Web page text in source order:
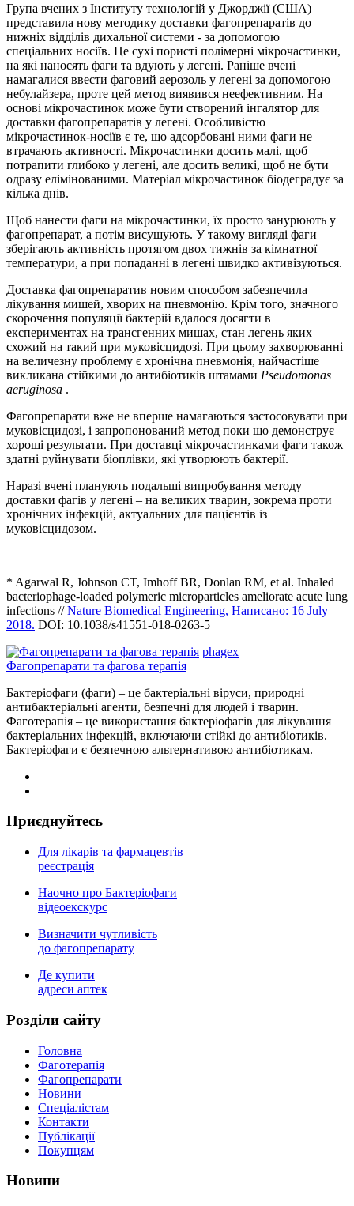
Група вчених з Інституту технологій у Джорджії (США)
представила нову методику доставки фагопрепаратів до
нижніх відділів дихальної системи - за допомогою
спеціальних носіїв. Це сухі пористі полімерні мікрочастинки,
на які наносять фаги та вдують у легені. Раніше вчені
намагалися ввести фаговий аерозоль у легені за допомогою
небулайзера, проте цей метод виявився неефективним. На
основі мікрочастинок може бути створений інгалятор для
доставки фагопрепаратів у легені. Особливістю
мікрочастинок-носіїв є те, що адсорбовані ними фаги не
втрачають активності. Мікрочастинки досить малі, щоб
потрапити глибоко у легені, але досить великі, щоб не бути
одразу елімінованими. Матеріал мікрочастинок біодеградує за
кілька днів.
Щоб нанести фаги на мікрочастинки, їх просто занурюють у
фагопрепарат, а потім висушують. У такому вигляді фаги
зберігають активність протягом двох тижнів за кімнатної
температури, а при попаданні в легені швидко активізуються.
Доставка фагопрепаратив новим способом забезпечила
лікування мишей, хворих на пневмонію. Крім того, значного
скорочення популяції бактерій вдалося досягти в
експериментах на трансгенних мишах, стан легень яких
схожий на такий при муковісцидозі. При цьому захворюванні
на величезну проблему є хронічна пневмонія, найчастіше
викликана стійкими до антибіотиків штамами Pseudomonas
aeruginosa .
Фагопрепарати вже не вперше намагаються застосовувати при
муковісцидозі, і запропонований метод поки що демонструє
хороші результати. При доставці мікрочастинками фаги також
здатні руйнувати біоплівки, які утворюють бактерії.
Наразі вчені планують подальші випробування методу
доставки фагів у легені – на великих тварин, зокрема проти
хронічних інфекцій, актуальних для пацієнтів із
муковісцидозом.
* Agarwal R, Johnson CT, Imhoff BR, Donlan RM, et al. Inhaled
bacteriophage-loaded polymeric microparticles ameliorate acute lung
infections //Nature Biomedical Engineering, Написано: 16 July
2018. DOI: 10.1038/s41551-018-0263-5
phagex
Фагопрепарати та фагова терапія
Бактеріофаги (фаги) – це бактеріальні віруси, природні
антибактеріальні агенти, безпечні для людей і тварин.
Фаготерапія – це використання бактеріофагів для лікування
бактеріальних інфекцій, включаючи стійкі до антибіотиків.
Бактеріофаги є безпечною альтернативою антибіотикам.
Приєднуйтесь
Для лікарів та фармацевтів
реєстрація
Наочно про Бактеріофаги
відеоекскурс
Визначити чутливість
до фагопрепарату
Де купити
адреси аптек
Роздiли сайту
Головна
Фаготерапія
Фагопрепарати
Новини
Спеціалістам
Контакти
Публікації
Покупцям
Новини